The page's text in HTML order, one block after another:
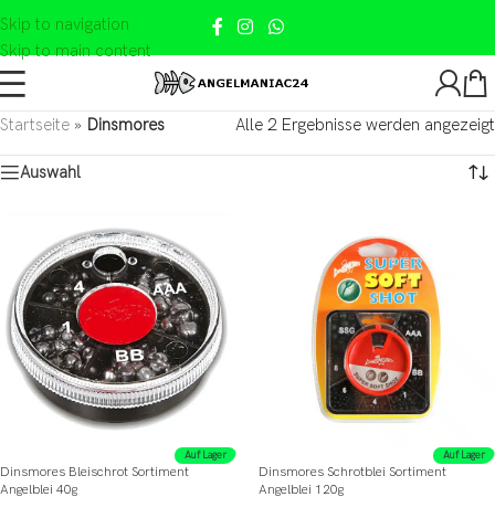
Skip to navigation
Skip to main content
Startseite » Dinsmores Alle 2 Ergebnisse werden angezeigt
Auswahl
Auf Lager
Dinsmores Bleischrot Sortiment
Angelblei 40g
Auf Lager
Dinsmores Schrotblei Sortiment
Angelblei 120g